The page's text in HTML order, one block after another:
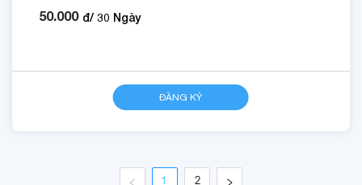
50.000 đ/30 Ngày
ĐĂNG KÝ
1 2